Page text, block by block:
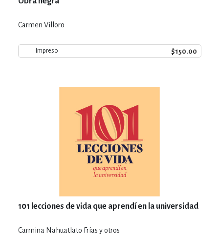
Carmen Villoro
Impreso $150.00
101 lecciones de vida que aprendí en la universidad
Carmina Nahuatlato Frías y otros